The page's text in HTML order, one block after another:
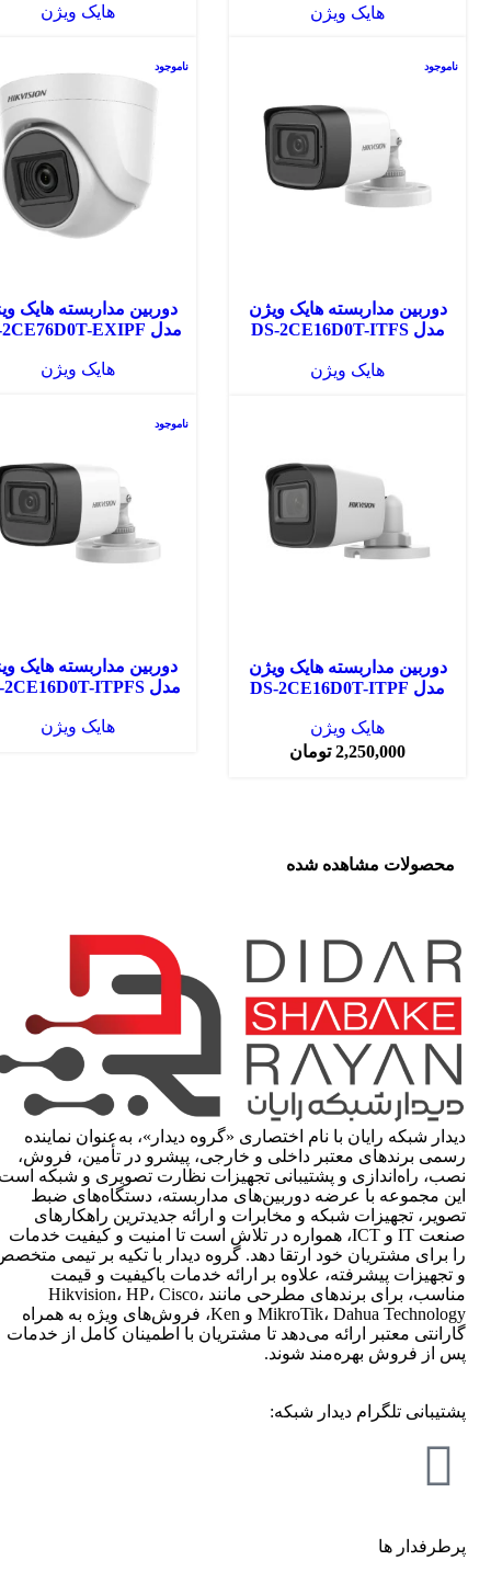
هایک ویژن
هایک ویژن
ناموجود
دوربین مداربسته هایک
مدل DS-2CE76D0T-EXIPF
هایک ویژن
ناموجود
دوربین مداربسته هایک ویژن
مدل DS-2CE16D0T-ITFS
هایک ویژن
ناموجود
دوربین مداربسته هایک
مدل DS-2CE16D0T-ITPFS
هایک ویژن
دوربین مداربسته هایک ویژن
مدل DS-2CE16D0T-ITPF
هایک ویژن
2,250,000 تومان
محصولات مشاهده شده
دیدار شبکه رایان با نام اختصاری «گروه دیدار»، به‌عنوان نماینده
رسمی برندهای معتبر داخلی و خارجی، پیشرو در تأمین، فروش،
نصب، راه‌اندازی و پشتیبانی تجهیزات نظارت تصویری و شبکه
این مجموعه با عرضه دوربین‌های مداربسته، دستگاه‌های ضبط
تصویر، تجهیزات شبکه و مخابرات و ارائه جدیدترین راهکارهای
صنعت IT و ICT، همواره در تلاش است تا امنیت و کیفیت خدمات
را برای مشتریان خود ارتقا دهد. گروه دیدار با تکیه بر تیمی
و تجهیزات پیشرفته، علاوه بر ارائه خدمات باکیفیت و قیمت
مناسب، برای برندهای مطرحی مانند Hikvision، HP، Cisco،
MikroTik، Dahua Technology و Ken، فروش‌های ویژه به همراه
گارانتی معتبر ارائه می‌دهد تا مشتریان با اطمینان کامل از خدمات
پس از فروش بهره‌مند شوند.
پشتیبانی تلگرام دیدار شبکه:
پرطرفدار ها